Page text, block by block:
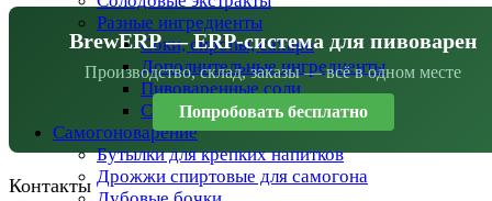
Разные ингредиенты
Соки, сиропы, сахара
Дополнительные ингредиенты
Пивоваренные соли
Специи
Самогоноварение
Бутылки для крепких напитков
Дрожжи спиртовые для самогона
BrewERP — ERP-система для пивоварен
Производство, склад, заказы — всё в одном месте
Попробовать бесплатно
Контакты